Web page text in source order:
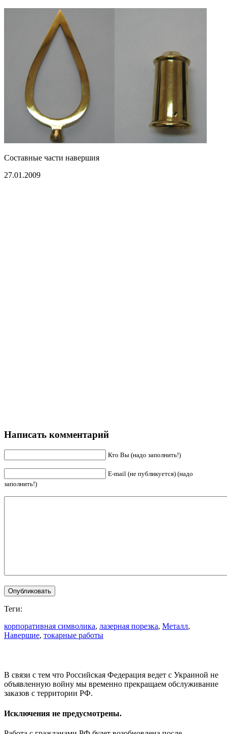
Составные части навершия
27.01.2009
Написать комментарий
Кто Вы (надо заполнить!)
E-mail (не публикуется) (надо
заполнить!)
Теги:
корпоративная символика, лазерная порезка, Металл,
Навершие, токарные работы
В связи с тем что Российская Федерация ведет с Украиной не
объявленную войну мы временно прекращаем обслуживание
заказов с территории РФ.
Исключения не предусмотрены.